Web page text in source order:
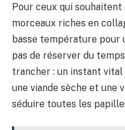
Pour ceux qui souhaitent
morceaux riches en
basse température pour
pas de réserver du
trancher : un instant
une viande sèche et une
séduire toutes les